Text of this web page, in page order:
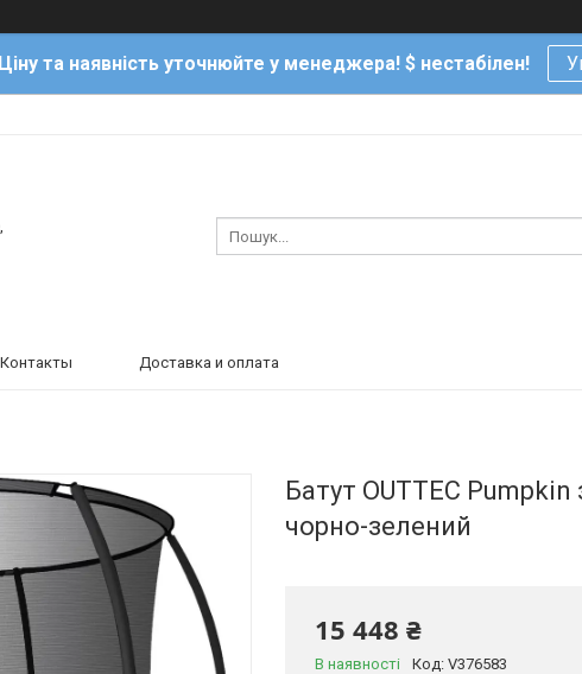
Ціну та наявність уточнюйте у менеджера! $ нестабілен!
Контакты Доставка и оплата
Батут OUTTEC
чорно-зелений
15 448 ₴
В наявності Код: V376583